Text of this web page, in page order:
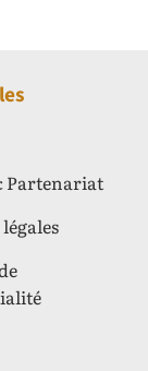
Partenariat